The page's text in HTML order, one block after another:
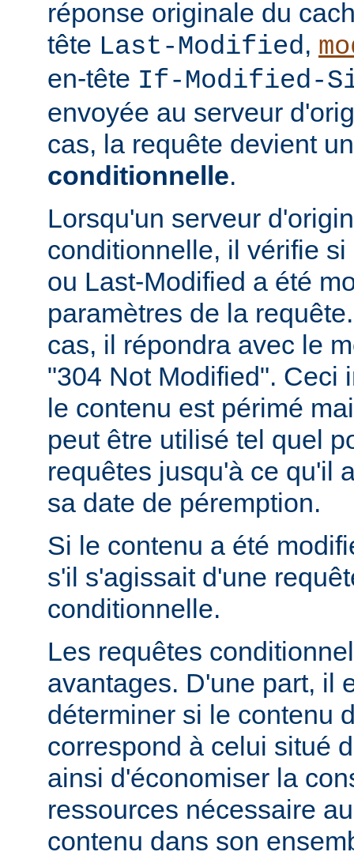
réponse originale du
tête Last-Modified,
en-tête If-Modified-
envoyée au serveur
cas, la requête devient
conditionnelle.
Lorsqu'un serveur
conditionnelle, il vérifie
ou Last-Modified a été
paramètres de la
cas, il répondra avec le
"304 Not Modified". Ceci
le contenu est périmé
peut être utilisé tel quel
requêtes jusqu'à ce qu'il
sa date de péremption.
Si le contenu a été
s'il s'agissait d'une
conditionnelle.
Les requêtes
avantages. D'une part, il
déterminer si le contenu
correspond à celui situé
ainsi d'économiser la
ressources nécessaire
contenu dans son